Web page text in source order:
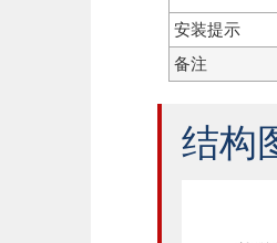
安装提示
备注
结构